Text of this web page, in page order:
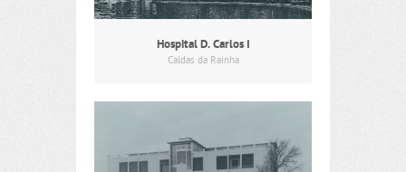
Hospital D. Carlos I
Caldas da Rainha